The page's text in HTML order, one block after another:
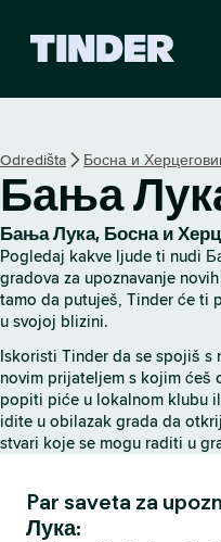
r
p
o
č
e
t
n
t
r
a
n
a
Odredišta Босна и
Бања
Бања Лука, Босна и
Pogledaj kakve ljude ti nudi
gradova za upoznavanje
tamo da putuješ, Tinder će ti
u svojoj blizini.
Iskoristi Tinder da se spojiš s
novim prijateljem s kojim ćeš
popiti piće u lokalnom klubu
idite u obilazak grada da
stvari koje se mogu raditi u
Par saveta za
Лука: